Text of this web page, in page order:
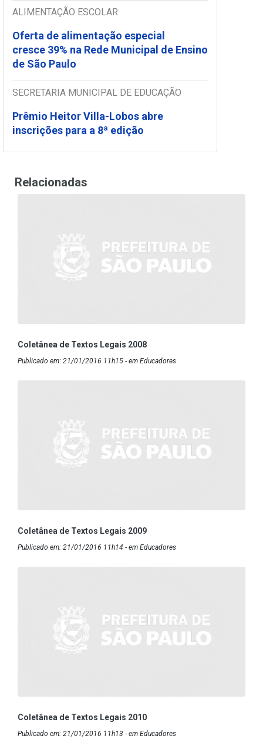
ALIMENTAÇÃO ESCOLAR
Oferta de alimentação especial
cresce 39% na Rede Municipal de Ensino
de São Paulo
SECRETARIA MUNICIPAL DE EDUCAÇÃO
Prêmio Heitor Villa-Lobos abre
inscrições para a 8ª edição
Relacionadas
Coletânea de Textos Legais 2008
Publicado em: 21/01/2016 11h15 - em Educadores
Coletânea de Textos Legais 2009
Publicado em: 21/01/2016 11h14 - em Educadores
Coletânea de Textos Legais 2010
Publicado em: 21/01/2016 11h13 - em Educadores